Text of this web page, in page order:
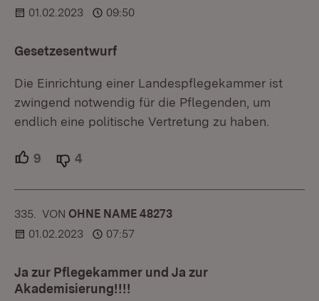
01.02.2023
09:50
Gesetzesentwurf
Die Einrichtung einer Landespflegekammer ist
zwingend notwendig für die Pflegenden, um
endlich eine politische Vertretung zu haben.
9 Unterstützer.
4
335. KOMMENTAR
VON :OHNE NAME 48273
01.02.2023
07:57
Ja zur Pflegekammer und Ja zur
Akademisierung!!!!